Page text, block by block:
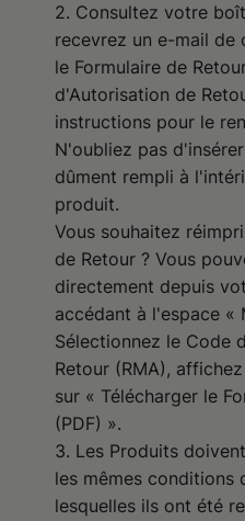
2. Consultez votre
recevrez un e-mail de
le Formulaire de
d'Autorisation de
instructions pour le
N'oubliez pas
dûment rempli à
produit.
Vous souhaitez
de Retour ? Vous
directement depuis
accédant à l'espace «
Sélectionnez le Code
Retour (RMA),
sur « Télécharger le
(PDF) ».
3. Les Produits
les mêmes conditions
lesquelles ils ont été